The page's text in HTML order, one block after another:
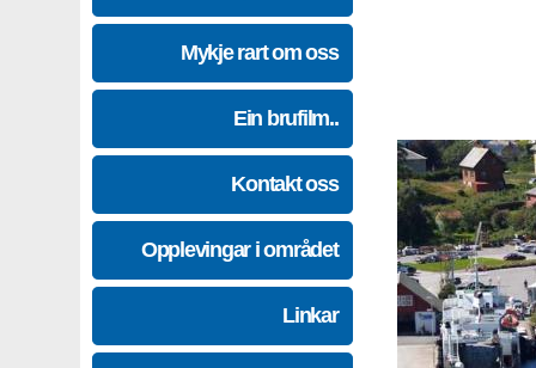
Mykje rart om oss
Ein brufilm..
Kontakt oss
Opplevingar i området
Linkar